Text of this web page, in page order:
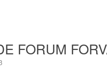
FORUM